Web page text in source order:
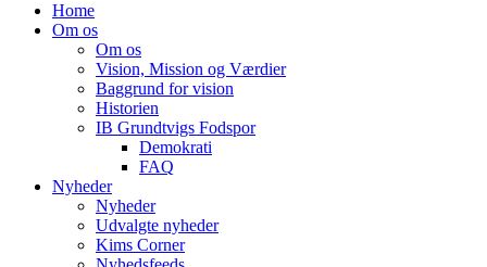
Home
Om os
Om os
Vision, Mission og Værdier
Baggrund for vision
Historien
IB Grundtvigs Fodspor
Demokrati
FAQ
Nyheder
Nyheder
Udvalgte nyheder
Kims Corner